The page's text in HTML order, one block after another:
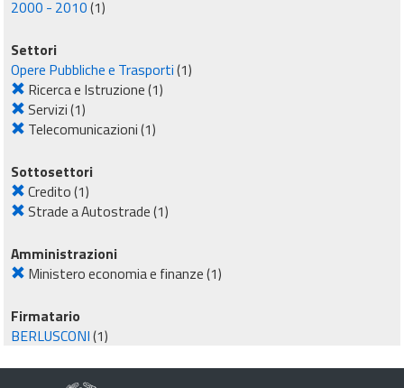
2000 - 2010(1)
Settori
Opere Pubbliche e Trasporti(1)
Ricerca e Istruzione(1)
Servizi(1)
Telecomunicazioni(1)
Sottosettori
Credito(1)
Strade a Autostrade(1)
Amministrazioni
Ministero economia e finanze(1)
Firmatario
BERLUSCONI(1)